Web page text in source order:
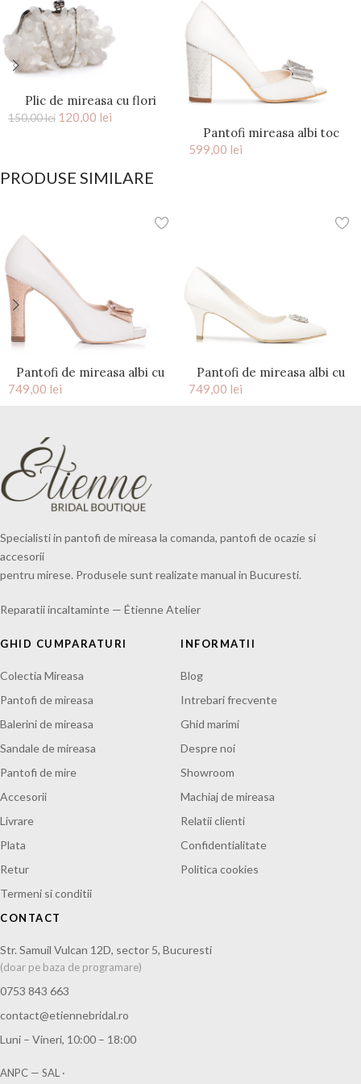
Plic de mireasa cu flori
saten Ivory Kiss
150,00lei 120,00 lei
Pantofi mireasa albi toc
gros si funda argintie Peep
599,00 lei
PRODUSE SIMILARE
Pantofi de mireasa albi cu
platforma si fundita rose
749,00 lei
Pantofi de mireasa albi cu
toc mic si accesoriu pietre
749,00 lei
Specialisti in pantofi de mireasa la comanda, pantofi de ocazie si
accesorii
pentru mirese. Produsele sunt realizate manual in Bucuresti.
Reparatii incaltaminte — Étienne Atelier
GHID CUMPARATURI
Colectia Mireasa
Pantofi de mireasa
Balerini de mireasa
Sandale de mireasa
Pantofi de mire
Accesorii
Livrare
Plata
Retur
Termeni si conditii
INFORMATII
Blog
Intrebari frecvente
Ghid marimi
Despre noi
Showroom
Machiaj de mireasa
Relatii clienti
Confidentialitate
Politica cookies
CONTACT
Str. Samuil Vulcan 12D, sector 5, Bucuresti
(doar pe baza de programare)
0753 843 663
contact@etiennebridal.ro
Luni – Vineri, 10:00 – 18:00
ANPC — SAL ·